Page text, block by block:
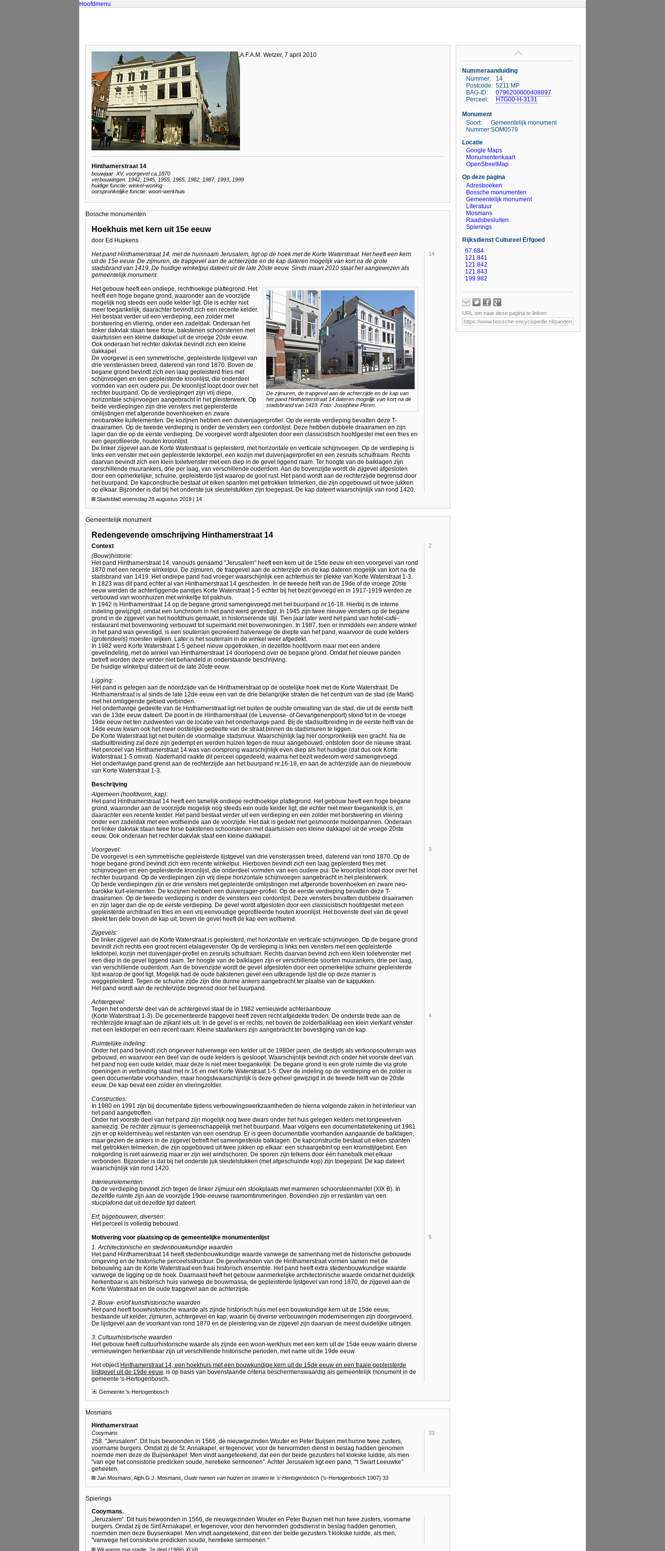
Hoofdmenu
A.F.A.M. Wetzer, 7 april 2010
Hinthamerstraat 14
bouwjaar: XV, voorgevel ca.1870
verbouwingen: 1942, 1945, 1955, 1965, 1982, 1987, 1993, 1999
huidige functie: winkel-woning
oorspronkelijke functie: woon-werkhuis
Bossche monumenten
Hoekhuis met kern uit 15e eeuw
door Ed Hupkens
Het pand Hinthamerstraat 14, met de huisnaam Jerusalem, ligt op de hoek met de Korte Waterstraat. Het heeft een kern
uit de 15e eeuw. De zijmuren, de trapgevel aan de achterzijde en de kap dateren mogelijk van kort na de grote
stadsbrand van 1419. De huidige winkelpui dateert uit de late 20ste eeuw. Sinds maart 2010 staat het aangewezen als
gemeentelijk monument.
De zijmuren, de trapgevel aan de achterzijde en de kap van
het pand Hinthamerstraat 14 dateren mogelijk van kort na de
stadsbrand van 1419. Foto: Josephine Peren.
Het gebouw heeft een ondiepe, rechthoekige plattegrond. Het
heeft een hoge begane grond, waaronder aan de voorzijde
mogelijk nog steeds een oude kelder ligt. Die is echter niet
meer toegankelijk, daarachter bevindt zich een recente kelder.
Het bestaat verder uit een verdieping, een zolder met
borstwering en vliering, onder een zadeldak. Onderaan het
linker dakvlak staan twee forse, bakstenen schoorstenen met
daartussen een kleine dakkapel uit de vroege 20ste eeuw.
Ook onderaan het rechter dakvlak bevindt zich een kleine
dakkapel.
De voorgevel is een symmetrische, gepleisterde lijstgevel van
drie vensterassen breed, daterend van rond 1870. Boven de
begane grond bevindt zich een laag gepleisterd fries met
schijnvoegen en een gepleisterde kroonlijst, die onderdeel
vormden van een oudere pui. De kroonlijst loopt door over het
rechter buurpand. Op de verdiepingen zijn vrij diepe,
horizontale schijnvoegen aangebracht in het pleisterwerk. Op
beide verdiepingen zijn drie vensters met gepleisterde
omlijstingen met afgeronde bovenhoeken en zware
neobarokke kuifelementen. De kozijnen hebben een duivenjagerprofiel. Op de eerste verdieping bevatten deze T-
draairamen. Op de tweede verdieping is onder de vensters een cordonlijst. Deze hebben dubbele draairamen en zijn
lager dan die op de eerste verdieping. De voorgevel wordt afgesloten door een classicistisch hoofdgestel met een fries en
een geprofileerde, houten kroonlijst.
De linker zijgevel aan de Korte Waterstraat is gepleisterd, met horizontale en verticale schijnvoegen. Op de verdieping is
links een venster met een gepleisterde lekdorpel, een kozijn met duivenjagerprofiel en een zesruits schuifraam. Rechts
daarvan bevindt zich een klein toiletvenster met een diep in de gevel liggend raam. Ter hoogte van de balklagen zijn
verschillende muurankers, drie per laag, van verschillende ouderdom. Aan de bovenzijde wordt de zijgevel afgesloten
door een opmerkelijke, schuine, gepleisterde lijst waarop de goot rust. Het pand wordt aan de rechterzijde begrensd door
het buurpand. De kapconstructie bestaat uit eiken spanten met getrokken telmerken, die zijn opgebouwd uit twee jukken
op elkaar. Bijzonder is dat bij het onderste juk sleutelstukken zijn toegepast. De kap dateert waarschijnlijk van rond 1420.
14
Stadsblad woensdag 28 augustus 2019 | 14
Gemeentelijk monument
Redengevende omschrijving Hinthamerstraat 14
Context
(Bouw)historie:
Het pand Hinthamerstraat 14, vanouds genaamd "Jerusalem" heeft een kern uit de 15de eeuw en een voorgevel van rond
1870 met een recente winkelpui. De zijmuren, de trapgevel aan de achterzijde en de kap dateren mogelijk van kort na de
stadsbrand van 1419. Het ondiepe pand had vroeger waarschijnlijk een achterhuis ter plekke van Korte Waterstraat 1-3.
In 1823 was dit pand echter al van Hinthamerstraat 14 gescheiden. In de tweede helft van de 19de of de vroege 20ste
eeuw werden de achterliggende pandjes Korte Waterstraat 1-5 echter bij het bezit gevoegd en in 1917-1919 werden ze
verbouwd van woonhuizen met winkeltje tot pakhuis.
In 1942 is Hinthamerstraat 14 op de begane grond samengevoegd met het buurpand nr.16-18. Hierbij is de interne
indeling gewijzigd, omdat een lunchroom in het pand werd gevestigd. In 1945 zijn twee nieuwe vensters op de begane
grond in de zijgevel van het hoofdhuis gemaakt, in historiserende stijl. Tien jaar later werd het pand van hotel-café-
restaurant met bovenwoning verbouwd tot supermarkt met bovenwoningen. In 1987, toen er inmiddels een andere winkel
in het pand was gevestigd, is een souterrain gecreëerd halverwege de diepte van het pand, waarvoor de oude kelders
(grotendeels) moesten wijken. Later is het souterrain in de winkel weer afgedekt.
In 1982 werd Korte Waterstraat 1-5 geheel nieuw opgetrokken, in dezelfde hoofdvorm maar met een andere
gevelindeling, met de winkel van Hinthamerstraat 14 doorlopend over de begane grond. Omdat het nieuwe panden
betreft worden deze verder niet behandeld in onderstaande beschrijving.
De huidige winkelpui dateert uit de late 20ste eeuw.
Ligging:
Het pand is gelegen aan de noordzijde van de Hinthamerstraat op de oostelijke hoek met de Korte Waterstraat. De
Hinthamerstraat is al sinds de late 12de eeuw een van de drie belangrijke straten die het centrum van de stad (de Markt)
met het omliggende gebied verbinden.
Het onderhavige gedeelte van de Hinthamerstraat ligt net buiten de oudste omwalling van de stad, die uit de eerste helft
van de 13de eeuw dateert. De poort in de Hinthamerstraat (de Leuvense- of Gevangenenpoort) stond tot in de vroege
19de eeuw net ten zuidwesten van de locatie van het onderhavige pand. Bij de stadsuitbreiding in de eerste helft van de
14de eeuw kwam ook het meer oostelijke gedeelte van de straat binnen de stadsmuren te liggen.
De Korte Waterstraat ligt net buiten de voormalige stadsmuur. Waarschijnlijk lag hier oorspronkelijk een gracht. Na de
stadsuitbreiding zal deze zijn gedempt en werden huizen tegen de muur aangebouwd, ontsloten door de nieuwe straat.
Het perceel van Hinthamerstraat 14 was van oorsprong waarschijnlijk even diep als het huidige (dat dus ook Korte
Waterstraat 1-5 omvat). Naderhand raakte dit perceel opgedeeld, waarna het bezit wederom werd samengevoegd.
Het onderhavige pand grenst aan de rechterzijde aan het buurpand nr.16-18, en aan de achterzijde aan de nieuwbouw
van Korte Waterstraat 1-3.
Beschrijving
Algemeen (hoofdvorm, kap):
Het pand Hinthamerstraat 14 heeft een tamelijk ondiepe rechthoekige plattegrond. Het gebouw heeft een hoge begane
grond, waaronder aan de voorzijde mogelijk nog steeds een oude kelder ligt, die echter niet meer toegankelijk is, en
daarachter een recente kelder. Het pand bestaat verder uit een verdieping en een zolder met borstwering en vliering
onder een zadeldak met een wolfseinde aan de voorzijde. Het dak is gedekt met gesmoorde muldenpannen. Onderaan
het linker dakvlak staan twee forse bakstenen schoorstenen met daartussen een kleine dakkapel uit de vroege 20ste
eeuw. Ook onderaan het rechter dakvlak staat een kleine dakkapel.
2
Voorgevel:
De voorgevel is een symmetrische gepleisterde lijstgevel van drie vensterassen breed, daterend van rond 1870. Op de
hoge begane grond bevindt zich een recente winkelpui. Hierboven bevindt zich een laag gepleisterd fries met
schijnvoegen en een gepleisterde kroonlijst, die onderdeel vormden van een oudere pui. De kroonlijst loopt door over het
rechter buurpand. Op de verdiepingen zijn vrij diepe horizontale schijnvoegen aangebracht in het pleisterwerk.
Op beide verdiepingen zijn er drie vensters met gepleisterde omlijstingen met afgeronde bovenhoeken en zware neo-
barokke kuif-elementen. De kozijnen hebben een duivenjager-profiel. Op de eerste verdieping bevatten deze T-
draairamen. Op de tweede verdieping is onder de vensters een cordonlijst. Deze vensters bevatten dubbele draairamen
en zijn lager dan die op de eerste verdieping. De gevel wordt afgesloten door een classicistisch hoofdgestel met een
gepleisterde architraaf en fries en een vrij eenvoudige geprofileerde houten kroonlijst. Het bovenste deel van de gevel
steekt ten dele boven de kap uit; boven de gevel heeft de kap een wolfseind.
Zijgevels:
De linker zijgevel aan de Korte Waterstraat is gepleisterd, met horizontale en verticale schijnvoegen. Op de begane grond
bevindt zich rechts een groot recent etalagevenster. Op de verdieping is links een vensters met een gepleisterde
lekdorpel, kozijn met duivenjager-profiel en zesruits schuifraam. Rechts daarvan bevind zich een klein toiletvenster met
een diep in de gevel liggend raam. Ter hoogte van de balklagen zijn er verschillende soorten muurankers, drie per laag,
van verschillende ouderdom. Aan de bovenzijde wordt de gevel afgesloten door een opmerkelijke schuine gepleisterde
lijst waarop de goot ligt. Mogelijk had de oude bakstenen gevel een uitkragende lijst die op deze manier is
weggepleisterd. Tegen de schuine zijde zijn drie dunne ankers aangebracht ter plaatse van de kapjukken.
Het pand wordt aan de rechterzijde begrensd door het buurpand.
Achtergevel:
Tegen het onderste deel van de achtergevel staat de in 1982 vernieuwde achteraanbouw
3
(Korte Waterstraat 1-3). De gecementeerde trapgevel heeft zeven recht afgedekte treden. De onderste trede aan de
rechterzijde kraagt aan de zijkant iets uit. In de gevel is er rechts, net boven de zolderbalklaag een klein vierkant venster
met een lekdorpel en een recent raam. Kleine staafankers zijn aangebracht ter bevestiging van de kap.
Ruimtelijke indeling:
Onder het pand bevindt zich ongeveer halverwege een kelder uit de 1980er jaren, die destijds als verkoopsouterrain was
gebouwd, en waarvoor een deel van de oude kelders is gesloopt. Waarschijnlijk bevindt zich onder het voorste deel van
het pand nog een oude kelder, maar deze is niet meer toegankelijk. De begane grond is een grote ruimte die via grote
openingen in verbinding staat met nr.16 en met Korte Waterstraat 1-5. Over de indeling op de verdieping en de zolder is
geen documentatie voorhanden, maar hoogstwaarschijnlijk is deze geheel gewijzigd in de tweede helft van de 20ste
eeuw. De kap bevat een zolder en vlieringzolder.
Constructies:
In 1980 en 1991 zijn bij documentatie tijdens verbouwingswerkzaamheden de hierna volgende zaken in het interieur van
het pand aangetroffen.
Onder het voorste deel van het pand zijn mogelijk nog twee dwars onder het huis gelegen kelders met tongewelven
aanwezig. De rechter zijmuur is gemeenschappelijk met het buurpand. Maar volgens een documentatietekening uit 1981
zijn er op kelderniveau wel restanten van een osendrup. Er is geen documentatie voorhanden aangaande de balklagen,
maar gezien de ankers in de zijgevel betreft het samengestelde balklagen. De kapconstructie bestaat uit eiken spanten
met getrokken telmerken, die zijn opgebouwd uit twee jukken op elkaar: een schaargebint op een kromstijlgebint. Een
nokgording is niet aanwezig maar er zijn wel windschoren. De sporen zijn telkens door één hanebalk met elkaar
verbonden. Bijzonder is dat bij het onderste juk sleutelstukken (met afgeschuinde kop) zijn toegepast. De kap dateert
waarschijnlijk van rond 1420.
Interieurelementen:
Op de verdieping bevindt zich tegen de linker zijmuur een stookplaats met marmeren schoorsteenmantel (XIX B). In
dezelfde ruimte zijn aan de voorzijde 19de-eeuwse raamomtimmeringen. Bovendien zijn er restanten van een
stucplafond dat uit dezelfde tijd dateert.
Erf, bijgebouwen, diversen:
Het perceel is volledig bebouwd.
4
Motivering voor plaatsing op de gemeentelijke monumentenlijst
1. Architectonische en stedenbouwkundige waarden
Het pand Hinthamerstraat 14 heeft stedenbouwkundige waarde vanwege de samenhang met de historische gebouwde
omgeving en de historische perceelsstructuur. De gevelwanden van de Hinthamerstraat vormen samen met de
bebouwing aan de Korte Waterstraat een fraai historisch ensemble. Het pand heeft extra stedenbouwkundige waarde
vanwege de ligging op de hoek. Daarnaast heeft het gebouw aanmerkelijke architectonische waarde omdat het duidelijk
herkenbaar is als historisch huis vanwege de bouwmassa, de gepleisterde lijstgevel van rond 1870, de zijgevel aan de
Korte Waterstraat en de oude trapgevel aan de achterzijde.
2. Bouw- en/of kunsthistorische waarden
Het pand heeft bouwhistorische waarde als zijnde historisch huis met een bouwkundige kern uit de 15de eeuw,
bestaande uit kelder, zijmuren, achtergevel en kap, waarin bij diverse verbouwingen moderniseringen zijn doorgevoerd.
De lijstgevel aan de voorkant van rond 1870 en de pleistering van de zijgevel zijn daarvan de meest duidelijke uitingen.
3. Cultuurhistorische waarden
Het gebouw heeft cultuurhistorische waarde als zijnde een woon-werkhuis met een kern uit de 15de eeuw waarin diverse
vernieuwingen herkenbaar zijn uit verschillende historische perioden, met name uit de 19de eeuw.
Het object Hinthamerstraat 14, een hoekhuis met een bouwkundige kern uit de 15de eeuw en een fraaie gepleisterde
lijstgevel uit de 19de eeuw, is op basis van bovenstaande criteria beschermenswaardig als gemeentelijk monument in de
gemeente 's-Hertogenbosch.
5
Gemeente 's-Hertogenbosch
Mosmans
Hinthamerstraat
Cooymans
258. "Jerusalem". Dit huis bewoonden in 1566, de nieuwgezinden Wouter en Peter Buijsen met hunne twee zusters,
voorname burgers. Omdat zij de St. Annakapel, er tegenover, voor de hervormden dienst in beslag hadden genomen
noemde men deze de Buijsenkapel. Men vindt aangeteekend, dat een der beide gezusters het klokske luidde, als men
"van ege het consistorie predicken soude, heretieke sermoenen". Achter Jerusalem ligt een pand, "'t Swart Leeuwke"
geheeten.
33
Jan Mosmans, Alph.G.J. Mosmans, Oude namen van huizen en straten te 's-Hertogenbosch ('s-Hertogenbosch 1907) 33
Spierings
Cooymans.
„Jeruzalem”. Dit huis bewoonden in 1566, de nieuwgezinden Wouter en Peter Buysen met hun twee zusters, voorname
burgers. Omdat zij de Sint Annakapel, er tegenover, voor den hervormden godsdienst in beslag hadden genomen,
noemden men deze Buysenkapel. Men vindt aangetekend, dat een der beide gezusters 't klokske luidde, als men,
"vanwege het consistorie predicken soude, heretieke sermoenen."
Wij waren nog stadje, 2e deel (1966) XLVII
Nummeraanduiding
Nummer:
14
Postcode: 5211 MP
BAG-ID:
0796200000408897
Perceel:
HTG00-H-3131
Monument
Soort:
Gemeentelijk monument
Nummer:SOM0579
Locatie
Google Maps
Monumentenkaart
OpenStreetMap
Op deze pagina
Adresboeken
Bossche monumenten
Gemeentelijk monument
Literatuur
Mosmans
Raadsbesluiten
Spierings
Rijksdienst Cultureel Erfgoed
67.684
121.841
121.842
121.843
199.982
BT-035583
URL om naar deze pagina te linken: